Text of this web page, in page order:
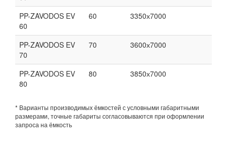
PP-ZAVODOS EV
60
60 3350х7000
PP-ZAVODOS EV
70
70 3600х7000
PP-ZAVODOS EV
80
80 3850х7000
* Варианты производимых ёмкостей с условными габаритными
размерами, точные габариты согласовываются при оформлении
запроса на ёмкость